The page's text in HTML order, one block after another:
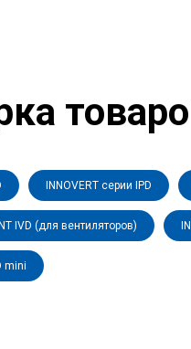
INNOVERT серии IPD
IVD (для вентиляторов)
mini